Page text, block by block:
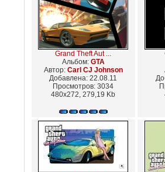
Grand Theft Aut ...
Альбом: GTA
Автор: Carl CJ Johnson
Добавлена: 22.08.11
Просмотров: 3034
480x272, 279,19 Kb